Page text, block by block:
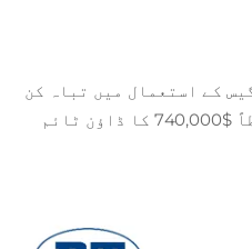
کے استعمال میں تباہ کن
ناکامیوں کا خطرہ ہوتا ہے—جہاں ایک واحد رساؤ کی وجہ سے پلانٹس کو اوسطاً $740,000 کا ڈاؤن ٹائم